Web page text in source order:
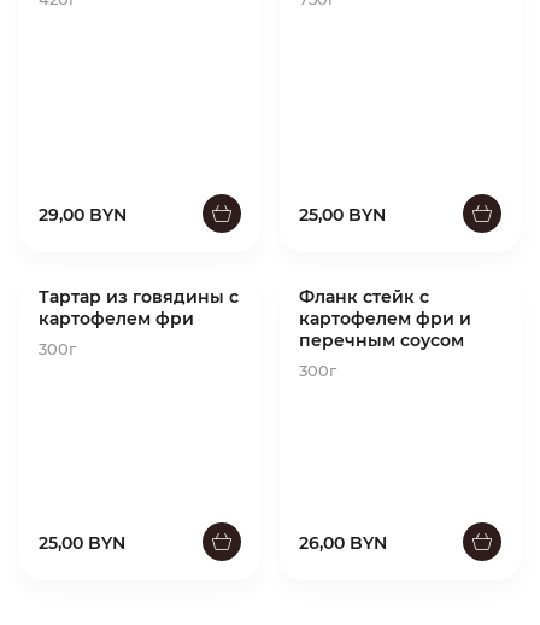
29,00 BYN 25,00 BYN
Тартар из говядины с
картофелем фри
300г
25,00 BYN
Фланк стейк с
картофелем фри и
перечным соусом
300г
26,00 BYN